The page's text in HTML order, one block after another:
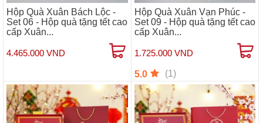
Hộp Quà Xuân Bách Lộc -
Set 06 - Hộp quà tặng tết cao
cấp Xuân...
4.465.000 VND
Hộp Quà Xuân Vạn Phúc -
Set 09 - Hộp quà tặng tết cao
cấp Xuân...
1.725.000 VND
5.0 (1)